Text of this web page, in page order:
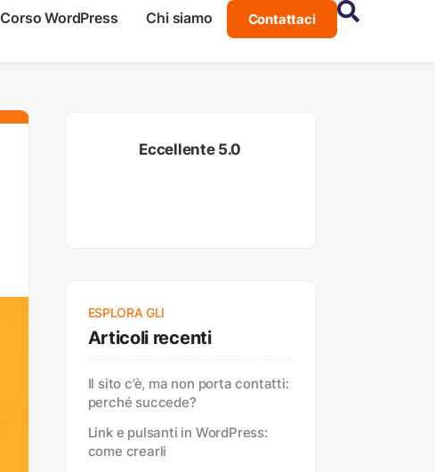
Corso WordPress Chi siamo Contattaci
Eccellente 5.0
ESPLORA GLI
Articoli recenti
Il sito c’è, ma non porta contatti:
perché succede?
Link e pulsanti in WordPress:
come crearli